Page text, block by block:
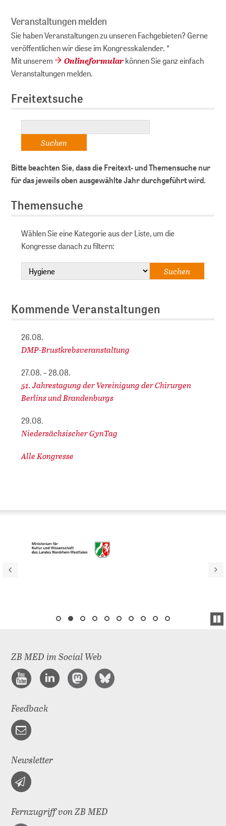
Veranstaltungen melden
Sie haben Veranstaltungen zu unseren Fachgebieten? Gerne
veröffentlichen wir diese im Kongresskalender. *
Mit unserem
Onlineformularkönnen Sie ganz einfach
Veranstaltungen melden.
Freitextsuche
Bitte beachten Sie, dass die Freitext- und Themensuche nur
für das jeweils oben ausgewählte Jahr durchgeführt wird.
Themensuche
Wählen Sie eine Kategorie aus der Liste, um die
Kongresse danach zu filtern:
Kommende Veranstaltungen
26.08.
DMP-Brustkrebsveranstaltung
27.08. – 28.08.
51. Jahrestagung der Vereinigung der Chirurgen
Berlins und Brandenburgs
29.08.
Niedersächsischer GynTag
Alle Kongresse
ZB MED im Social Web
Feedback
Newsletter
Fernzugriff von ZB MED